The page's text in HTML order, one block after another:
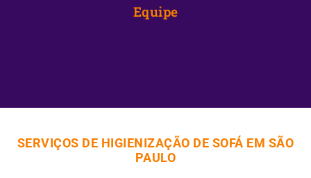
Equipe
SERVIÇOS DE HIGIENIZAÇÃO DE SOFÁ EM SÃO
PAULO